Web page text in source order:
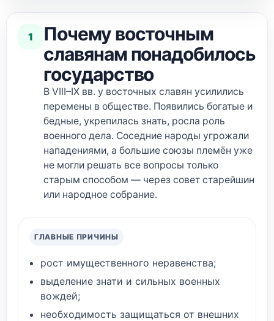
1
Почему восточным
славянам понадобилось
государство
В VIII–IX вв. у восточных славян усилились
перемены в обществе. Появились богатые и
бедные, укрепилась знать, росла роль
военного дела. Соседние народы угрожали
нападениями, а большие союзы племён уже
не могли решать все вопросы только
старым способом — через совет старейшин
или народное собрание.
ГЛАВНЫЕ ПРИЧИНЫ
рост имущественного неравенства;
выделение знати и сильных военных
вождей;
необходимость защищаться от внешних